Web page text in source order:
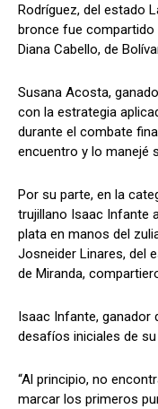
Rodríguez, del estado
bronce fue compartido
Diana Cabello, de
Susana Acosta,
con la estrategia
durante el combate
encuentro y lo manejé
Por su parte, en la
trujillano Isaac Infante
plata en manos del
Josneider Linares, del
de Miranda,
Isaac Infante, ganador
desafíos iniciales de
“Al principio, no
marcar los primeros